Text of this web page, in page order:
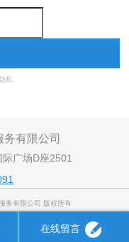
私
有限公司
广场D座2501
务有限公司 版权所有
在线留言